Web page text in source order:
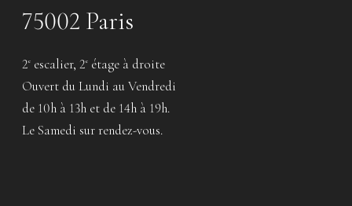
75002 Paris
2e escalier, 2e étage à droite
Ouvert du Lundi au Vendredi
de 10h à 13h et de 14h à 19h.
Le Samedi sur rendez-vous.